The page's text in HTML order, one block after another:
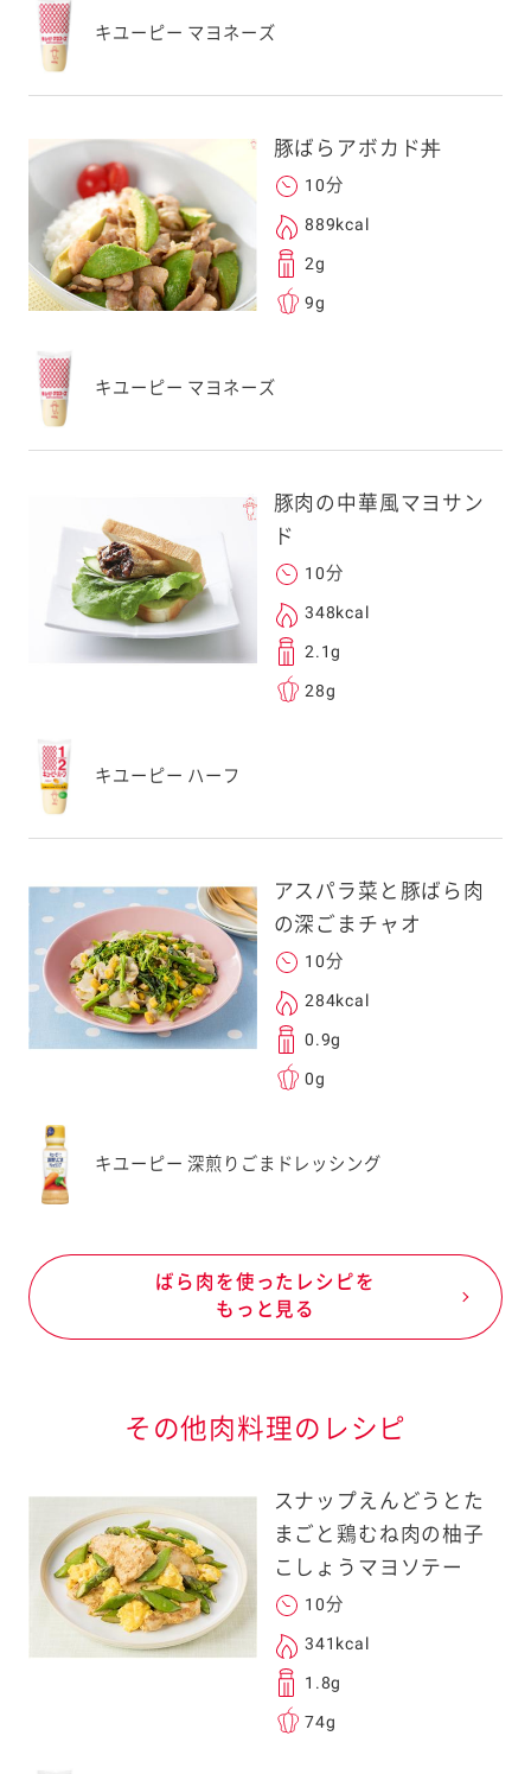
身以外の方に送
旦ご自身で受け
送していただけ
元コードをス
ォンのカメラ
るとアクセス
スマートフォン
ご利用ください。
ドメイン指定受信
します。
レスは、本サービ
。当社はこの情報
ことはございませ
キユーピー マヨネーズ
豚ばらアボカド丼
10分
889kcal
2g
9g
キユーピー マヨネーズ
豚肉の中華風マヨサン
ド
10分
348kcal
2.1g
28g
キユーピー ハーフ
アスパラ菜と豚ばら肉
の深ごまチャオ
10分
284kcal
0.9g
0g
キユーピー 深煎りごまドレッシング
ばら肉を使ったレシピを
もっと見る
その他肉料理のレシピ
スナップえんどうとた
まごと鶏むね肉の柚子
こしょうマヨソテー
10分
341kcal
1.8g
74g